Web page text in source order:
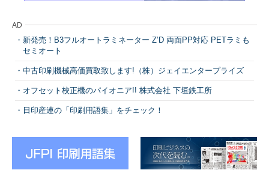
AD
新発売！B3フルオートラミネーター Z’D 両面PP対応 PETラミも
セミオート
中古印刷機械高価買取致します!（株）ジェイエンタープライズ
オフセット校正機のパイオニア!! 株式会社 下垣鉄工所
日印産連の「印刷用語集」をチェック！